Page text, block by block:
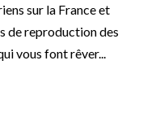
sur la France et
de reproduction des
vous font rêver...